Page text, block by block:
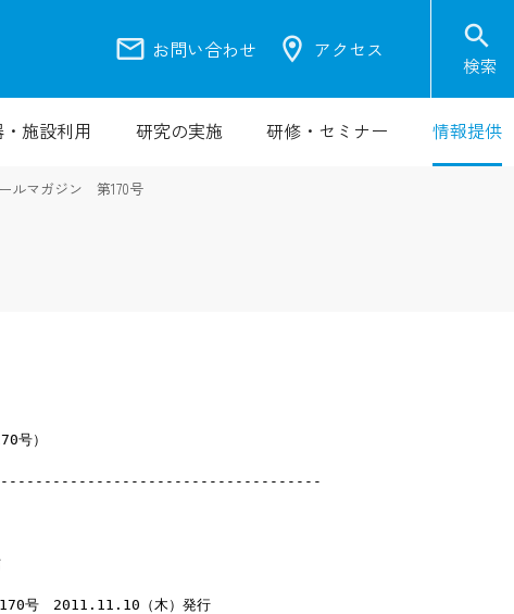
mail お問い合わせ location_on アクセス search
検索
施設利用 研究の実施 研修・セミナー 情報提供
ルマガジン 第170号
号）
170号　2011.11.10（木）発行